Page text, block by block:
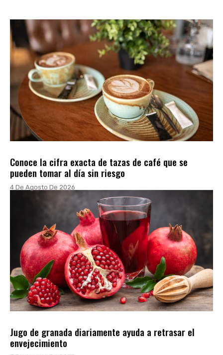
Conoce la cifra exacta de tazas de café que se
pueden tomar al día sin riesgo
4 De Agosto De 2026
Jugo de granada diariamente ayuda a retrasar el
envejecimiento